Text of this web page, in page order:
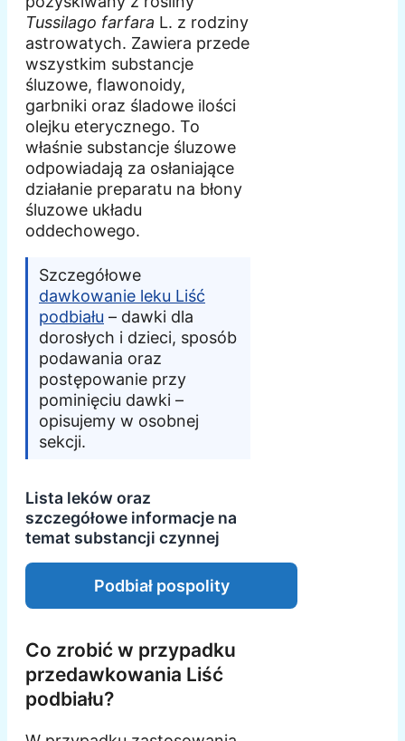
Tussilago farfara L. z rodziny
astrowatych. Zawiera przede
wszystkim substancje
śluzowe, flawonoidy,
garbniki oraz śladowe ilości
olejku eterycznego. To
właśnie substancje śluzowe
odpowiadają za osłaniające
działanie preparatu na błony
śluzowe układu
oddechowego.
Szczegółowe
dawkowanie leku Liść
podbiału – dawki dla
dorosłych i dzieci, sposób
podawania oraz
postępowanie przy
pominięciu dawki –
opisujemy w osobnej
sekcji.
Lista leków oraz
szczegółowe informacje na
temat substancji czynnej
Podbiał pospolity
Co zrobić w przypadku
przedawkowania Liść
podbiału?